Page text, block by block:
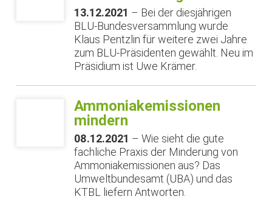
13.12.2021 – Bei der diesjährigen
BLU-Bundesversammlung wurde
Klaus Pentzlin für weitere zwei Jahre
zum BLU-Präsidenten gewählt. Neu im
Präsidium ist Uwe Krämer.
Ammoniakemissionen
mindern
08.12.2021 – Wie sieht die gute
fachliche Praxis der Minderung von
Ammoniakemissionen aus? Das
Umweltbundesamt (UBA) und das
KTBL liefern Antworten.